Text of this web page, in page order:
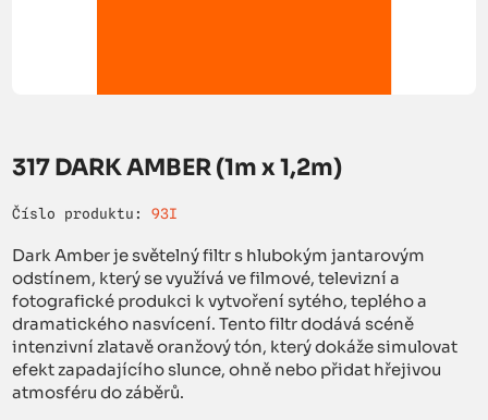
317 DARK AMBER (1m x 1,2m)
Číslo produktu: 93I
Dark Amber je světelný filtr s hlubokým jantarovým
odstínem, který se využívá ve filmové, televizní a
fotografické produkci k vytvoření sytého, teplého a
dramatického nasvícení. Tento filtr dodává scéně
intenzivní zlatavě oranžový tón, který dokáže simulovat
efekt zapadajícího slunce, ohně nebo přidat hřejivou
atmosféru do záběrů.